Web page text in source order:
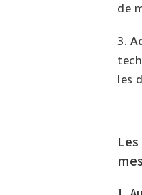
de
3.
les